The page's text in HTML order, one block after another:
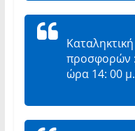
προσφορών :
ώρα 14: 00